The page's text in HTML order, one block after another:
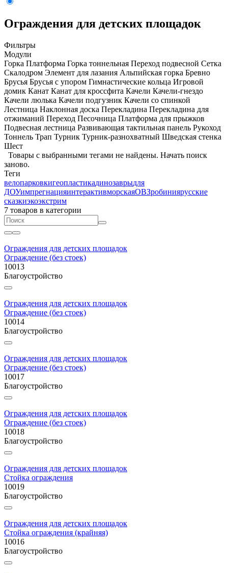
Ограждения для детских площадок
Фильтры
Модули
Горка Платформа Горка тоннельная Переход подвесной Сетка
Скалодром Элемент для лазания Альпийская горка Бревно
Брусья Брусья с упором Гимнастические кольца Игровой
домик Канат Канат для кроссфита Качели Качели-гнездо
Качели люлька Качели подгузник Качели со спинкой
Лестница Наклонная доска Перекладина Перекладина для
отжиманий Переход Песочница Платформа для прыжков
Подвесная лестница Развивающая тактильная панель Рукоход
Тоннель Трап Турник Турник-разнохватный Шведская стенка
Шест
Товары с выбранными тегами не найдены. Начать поиск
заново.
Теги
велопарковкигеопластикадинозаврыдля
ДОУимпрегнацияинтерактивморскаяОВЗробиниярусские
сказкиэкоэкстрим
7 товаров в категории
Ограждения для детских площадок
Ограждение (без стоек)
10013
Благоустройство
Ограждения для детских площадок
Ограждение (без стоек)
10014
Благоустройство
Ограждения для детских площадок
Ограждение (без стоек)
10017
Благоустройство
Ограждения для детских площадок
Ограждение (без стоек)
10018
Благоустройство
Ограждения для детских площадок
Стойка ограждения
10019
Благоустройство
Ограждения для детских площадок
Стойка ограждения (крайняя)
10016
Благоустройство